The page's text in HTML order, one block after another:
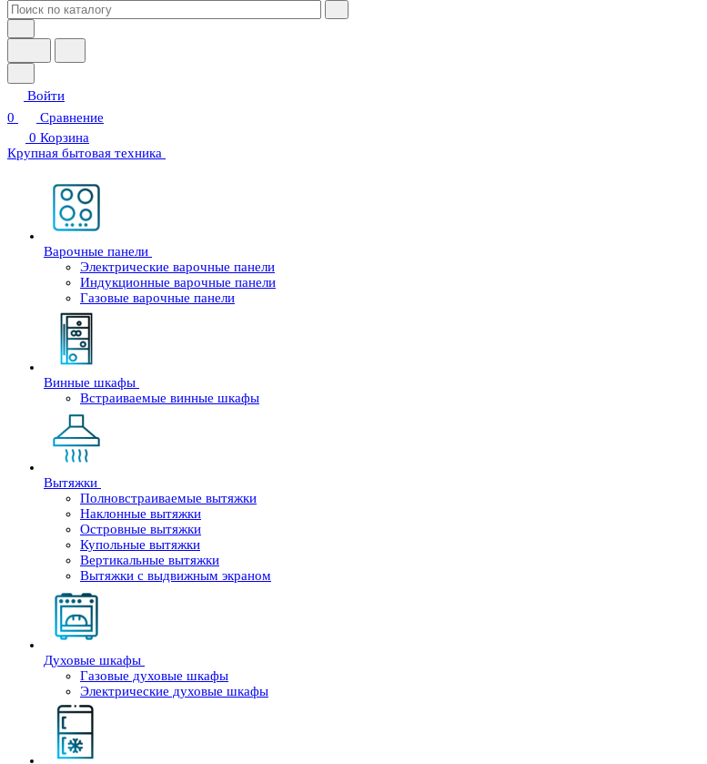
Войти
0
Сравнение
0 Корзина
Крупная бытовая техника
Варочные панели
Электрические варочные панели
Индукционные варочные панели
Газовые варочные панели
Винные шкафы
Встраиваемые винные шкафы
Вытяжки
Полновстраиваемые вытяжки
Наклонные вытяжки
Островные вытяжки
Купольные вытяжки
Вертикальные вытяжки
Вытяжки с выдвижным экраном
Духовые шкафы
Газовые духовые шкафы
Электрические духовые шкафы